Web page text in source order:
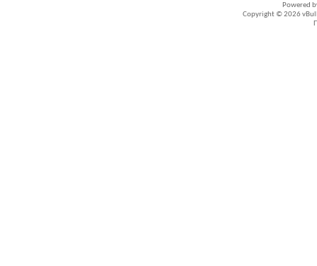
Powered
Copyright © 2026